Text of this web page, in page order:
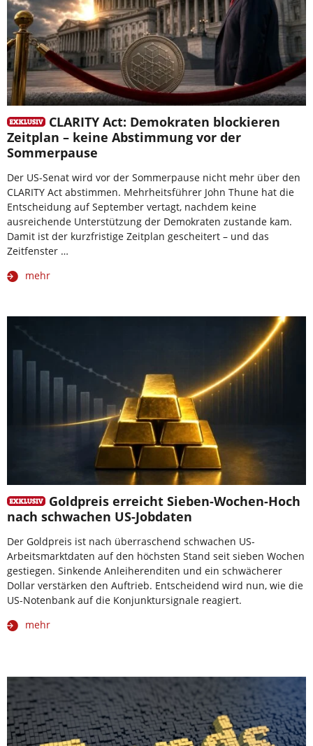
CLARITY Act: Demokraten blockieren
Zeitplan – keine Abstimmung vor der
Sommerpause
Der US-Senat wird vor der Sommerpause nicht mehr über den
CLARITY Act abstimmen. Mehrheitsführer John Thune hat die
Entscheidung auf September vertagt, nachdem keine
ausreichende Unterstützung der Demokraten zustande kam.
Damit ist der kurzfristige Zeitplan gescheitert – und das
Zeitfenster …
mehr
Goldpreis erreicht Sieben-Wochen-Hoch
nach schwachen US-Jobdaten
Der Goldpreis ist nach überraschend schwachen US-
Arbeitsmarktdaten auf den höchsten Stand seit sieben Wochen
gestiegen. Sinkende Anleiherenditen und ein schwächerer
Dollar verstärken den Auftrieb. Entscheidend wird nun, wie die
US-Notenbank auf die Konjunktursignale reagiert.
mehr